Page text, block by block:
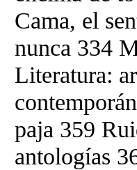
Cama, el
nunca 334
Literatura:
paja 359
antologías